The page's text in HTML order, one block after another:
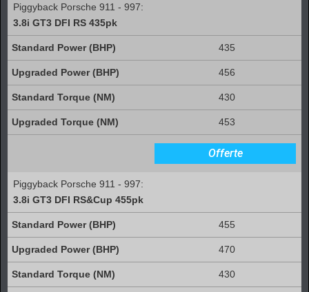
Piggyback Porsche 911 - 997:
3.8i GT3 DFI RS 435pk
435
456
430
453
Offerte
Piggyback Porsche 911 - 997:
3.8i GT3 DFI RS&Cup 455pk
455
470
430